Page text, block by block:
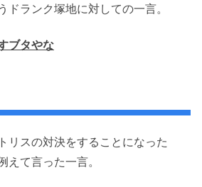
ドランク塚地に対しての一言。
ブタやな
リスの対決をすることになった
えて言った一言。